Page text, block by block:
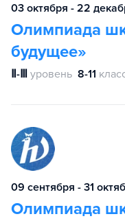
03 октября - 22
Олимпиада
будущее»
Ⅱ-Ⅲ уровень 8-11
09 сентября - 31
Олимпиада